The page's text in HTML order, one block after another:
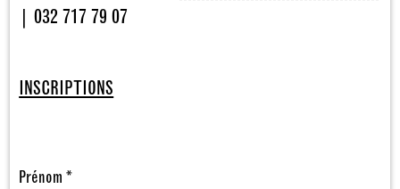
| 032 717 79 07
INSCRIPTIONS
Prénom *